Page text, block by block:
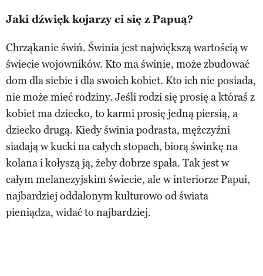
Jaki dźwięk kojarzy ci się z Papuą?
Chrząkanie świń. Świnia jest największą wartością w
świecie wojowników. Kto ma świnie, może zbudować
dom dla siebie i dla swoich kobiet. Kto ich nie posiada,
nie może mieć rodziny. Jeśli rodzi się prosię a któraś z
kobiet ma dziecko, to karmi prosię jedną piersią, a
dziecko drugą. Kiedy świnia podrasta, mężczyźni
siadają w kucki na całych stopach, biorą świnkę na
kolana i kołyszą ją, żeby dobrze spała. Tak jest w
całym melanezyjskim świecie, ale w interiorze Papui,
najbardziej oddalonym kulturowo od świata
pieniądza, widać to najbardziej.